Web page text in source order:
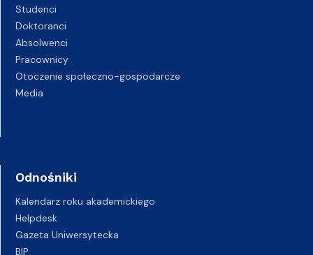
Studenci
Doktoranci
Absolwenci
Pracownicy
Otoczenie społeczno-gospodarcze
Media
Odnośniki
Kalendarz roku akademickiego
Helpdesk
Gazeta Uniwersytecka
BIP